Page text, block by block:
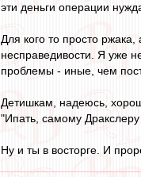
эти деньги операции
Для кого то просто
несправедивости. Я уже
проблемы - иные, чем
Детишкам, надеюсь,
"Ипать, самому
Ну и ты в восторге. И